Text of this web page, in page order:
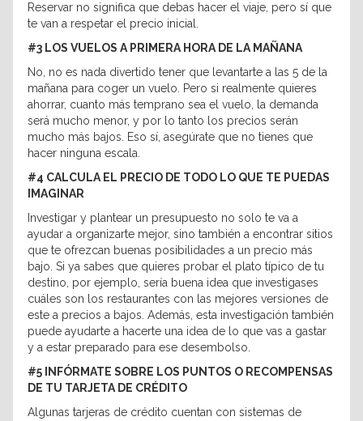
Reservar no significa que debas hacer el viaje, pero sí que
te van a respetar el precio inicial.
#3 LOS VUELOS A PRIMERA HORA DE LA MAÑANA
No, no es nada divertido tener que levantarte a las 5 de la
mañana para coger un vuelo. Pero si realmente quieres
ahorrar, cuanto más temprano sea el vuelo, la demanda
será mucho menor, y por lo tanto los precios serán
mucho más bajos. Eso sí, asegúrate que no tienes que
hacer ninguna escala.
#4 CALCULA EL PRECIO DE TODO LO QUE TE PUEDAS
IMAGINAR
Investigar y plantear un presupuesto no solo te va a
ayudar a organizarte mejor, sino también a encontrar sitios
que te ofrezcan buenas posibilidades a un precio más
bajo. Si ya sabes que quieres probar el plato típico de tu
destino, por ejemplo, sería buena idea que investigases
cuáles son los restaurantes con las mejores versiones de
este a precios a bajos. Además, esta investigación también
puede ayudarte a hacerte una idea de lo que vas a gastar
y a estar preparado para ese desembolso.
#5 INFÓRMATE SOBRE LOS PUNTOS O RECOMPENSAS
DE TU TARJETA DE CRÉDITO
Algunas tarjeras de crédito cuentan con sistemas de